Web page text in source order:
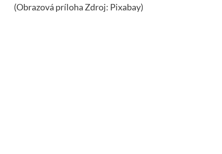
(Obrazová príloha Zdroj: Pixabay)